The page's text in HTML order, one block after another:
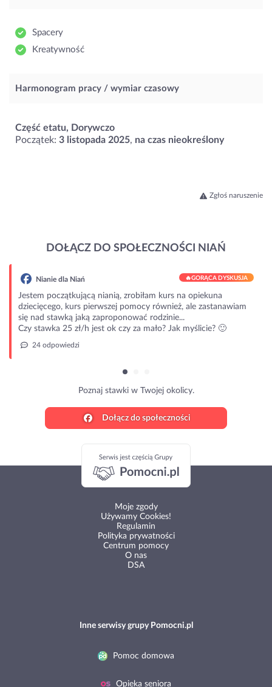
Spacery
Kreatywność
Harmonogram pracy / wymiar czasowy
Część etatu, Dorywczo
Początek: 3 listopada 2025, na czas nieokreślony
Zgłoś naruszenie
DOŁĄCZ DO SPOŁECZNOŚCI NIAŃ
Nianie dla Niań 🔥GORĄCA DYSKUSJA
Jestem początkującą nianią, zrobiłam kurs na opiekuna
dziecięcego, kurs pierwszej pomocy również, ale zastanawiam
się nad stawką jaką zaproponować rodzinie...
Czy stawka 25 zł/h jest ok czy za mało? Jak myślicie? 🙂
24 odpowiedzi
Poznaj stawki w Twojej okolicy.
Dołącz do społeczności
Moje zgody
Używamy Cookies!
Regulamin
Polityka prywatności
Centrum pomocy
O nas
DSA
Inne serwisy grupy Pomocni.pl
Pomoc domowa
Opieka seniora